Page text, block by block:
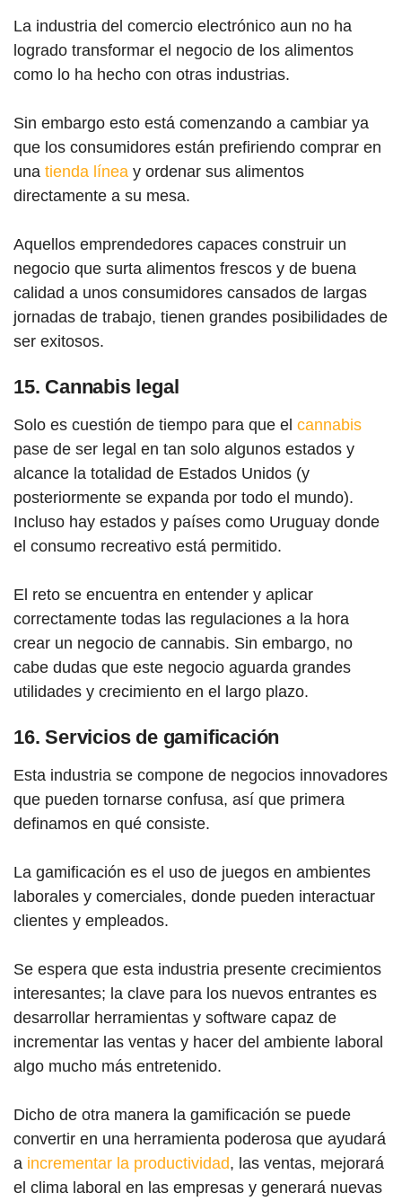
La industria del comercio electrónico aun no ha
logrado transformar el negocio de los alimentos
como lo ha hecho con otras industrias.
Sin embargo esto está comenzando a cambiar ya
que los consumidores están prefiriendo comprar en
una tienda línea y ordenar sus alimentos
directamente a su mesa.
Aquellos emprendedores capaces construir un
negocio que surta alimentos frescos y de buena
calidad a unos consumidores cansados de largas
jornadas de trabajo, tienen grandes posibilidades de
ser exitosos.
15. Cannabis legal
Solo es cuestión de tiempo para que el cannabis
pase de ser legal en tan solo algunos estados y
alcance la totalidad de Estados Unidos (y
posteriormente se expanda por todo el mundo).
Incluso hay estados y países como Uruguay donde
el consumo recreativo está permitido.
El reto se encuentra en entender y aplicar
correctamente todas las regulaciones a la hora
crear un negocio de cannabis. Sin embargo, no
cabe dudas que este negocio aguarda grandes
utilidades y crecimiento en el largo plazo.
16. Servicios de gamificación
Esta industria se compone de negocios innovadores
que pueden tornarse confusa, así que primera
definamos en qué consiste.
La gamificación es el uso de juegos en ambientes
laborales y comerciales, donde pueden interactuar
clientes y empleados.
Se espera que esta industria presente crecimientos
interesantes; la clave para los nuevos entrantes es
desarrollar herramientas y software capaz de
incrementar las ventas y hacer del ambiente laboral
algo mucho más entretenido.
Dicho de otra manera la gamificación se puede
convertir en una herramienta poderosa que ayudará
a incrementar la productividad, las ventas, mejorará
el clima laboral en las empresas y generará nuevas